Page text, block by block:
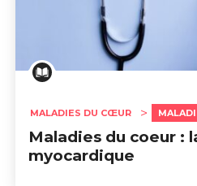
MALADIES DU CŒUR
Maladies du coeur :
myocardique